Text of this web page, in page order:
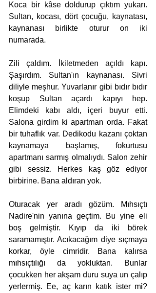
Koca bir kâse doldurup çıktım yukarı.
Sultan, kocası, dört çocuğu, kaynatası,
kaynanası birlikte oturur on iki
numarada.
Zili çaldım. İkiletmeden açıldı kapı.
Şaşırdım. Sultan'ın kaynanası. Sivri
diliyle meşhur. Yuvarlanır gibi bıdır bıdır
koşup Sultan açardı kapıyı hep.
Elimdeki kabı aldı, içeri buyur etti.
Salona girdim ki apartman orda. Fakat
bir tuhaflık var. Dedikodu kazanı çoktan
kaynamaya başlamış, fokurtusu
apartmanı sarmış olmalıydı. Salon zehir
gibi sessiz. Herkes kaş göz ediyor
birbirine. Bana aldıran yok.
Oturacak yer aradı gözüm. Mıhsıçtı
Nadire'nin yanına geçtim. Bu yine eli
boş gelmiştir. Kıyıp da iki börek
saramamıştır. Acıkacağım diye sıçmaya
korkar, öyle cimridir. Bana kalırsa
mıhsıçtılığı da yokluktan. Bunlar
çocukken her akşam duru suya un çalıp
yerlermiş. Ee, aç karın katık ister mi?